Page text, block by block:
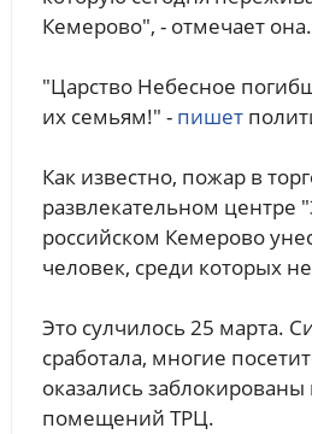
Кемерово", - отмечает она.
"Царство Небесное
их семьям!" - пишет
Как известно, пожар в
развлекательном
российском Кемерово
человек, среди которых
Это сулчилось 25 марта.
сработала, многие
оказались заблокированы
помещений ТРЦ.